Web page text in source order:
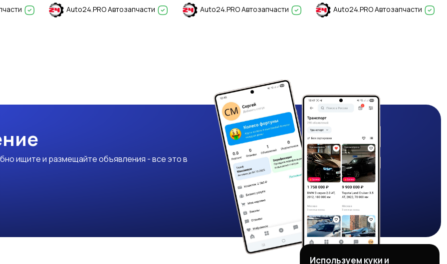
Auto24.PRO Автозапчасти Auto24.PRO Автозапчасти Auto24.PRO Автозапчасти
ищите и размещайте объявления - все это в
Используем куки и